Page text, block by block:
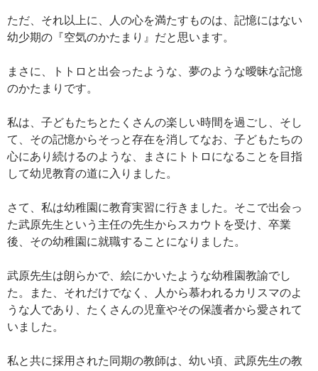
ただ、それ以上に、人の心を満たすものは、記憶にはない
幼少期の『空気のかたまり』だと思います。
まさに、トトロと出会ったような、夢のような曖昧な記憶
のかたまりです。
私は、子どもたちとたくさんの楽しい時間を過ごし、そし
て、その記憶からそっと存在を消してなお、子どもたちの
心にあり続けるのような、まさにトトロになることを目指
して幼児教育の道に入りました。
さて、私は幼稚園に教育実習に行きました。そこで出会っ
た武原先生という主任の先生からスカウトを受け、卒業
後、その幼稚園に就職することになりました。
武原先生は朗らかで、絵にかいたような幼稚園教諭でし
た。また、それだけでなく、人から慕われるカリスマのよ
うな人であり、たくさんの児童やその保護者から愛されて
いました。
私と共に採用された同期の教師は、幼い頃、武原先生の教